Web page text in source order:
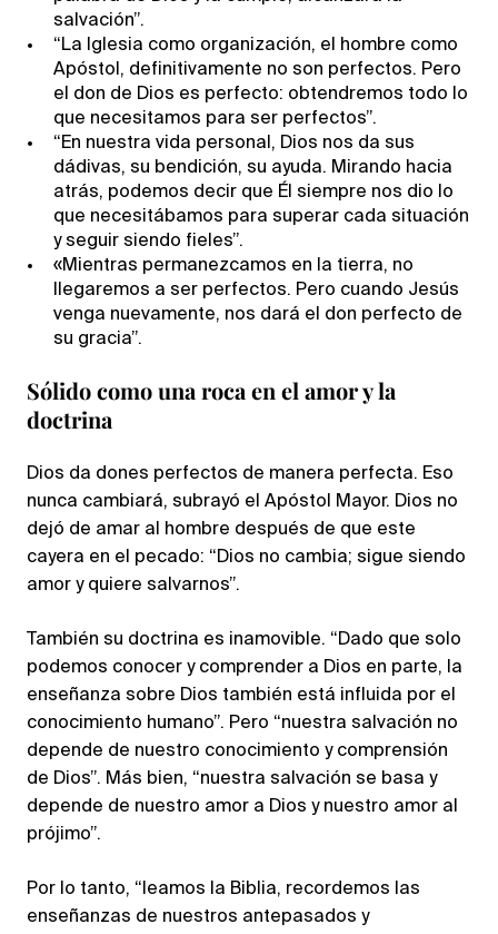
salvación”.
“La Iglesia como organización, el hombre como
Apóstol, definitivamente no son perfectos. Pero
el don de Dios es perfecto: obtendremos todo lo
que necesitamos para ser perfectos”.
“En nuestra vida personal, Dios nos da sus
dádivas, su bendición, su ayuda. Mirando hacia
atrás, podemos decir que Él siempre nos dio lo
que necesitábamos para superar cada situación
y seguir siendo fieles”.
«Mientras permanezcamos en la tierra, no
llegaremos a ser perfectos. Pero cuando Jesús
venga nuevamente, nos dará el don perfecto de
su gracia”.
Sólido como una roca en el amor y la
doctrina
Dios da dones perfectos de manera perfecta. Eso
nunca cambiará, subrayó el Apóstol Mayor. Dios no
dejó de amar al hombre después de que este
cayera en el pecado: “Dios no cambia; sigue siendo
amor y quiere salvarnos”.
También su doctrina es inamovible. “Dado que solo
podemos conocer y comprender a Dios en parte, la
enseñanza sobre Dios también está influida por el
conocimiento humano”. Pero “nuestra salvación no
depende de nuestro conocimiento y comprensión
de Dios”. Más bien, “nuestra salvación se basa y
depende de nuestro amor a Dios y nuestro amor al
prójimo”.
Por lo tanto, “leamos la Biblia, recordemos las
enseñanzas de nuestros antepasados y